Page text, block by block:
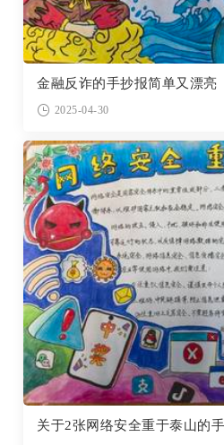
金融反诈的手抄报简单又漂亮
2025-04-30
关于2张网络安全重于泰山的